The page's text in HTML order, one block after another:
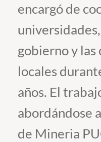
Pregrado
Estudiantes
Académicos
Funcionarios
encargó de
gobierno y las
locales
años. El
abordándose
de Mineria